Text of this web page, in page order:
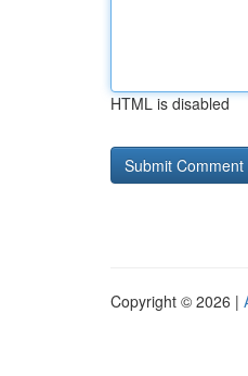
HTML is disabled
Copyright © 2026 |